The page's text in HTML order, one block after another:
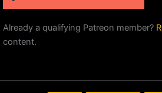
Already a qualifying Patreon member?
content.